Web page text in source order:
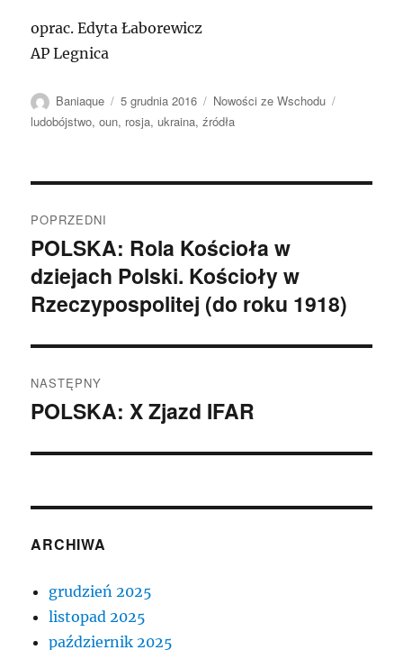
oprac. Edyta Łaborewicz
AP Legnica
Autor
Baniaque
Data
publikacji
5 grudnia 2016 Kategorie
Nowości ze Wschodu
ludobójstwo,oun, rosja, ukraina,źródła
wpisu
POPRZEDNI
Poprzedni
wpis:
POLSKA: Rola Kościoła w
dziejach Polski. Kościoły w
Rzeczypospolitej (do roku 1918)
NASTĘPNY
Następny
POLSKA: X Zjazd IFAR
ARCHIWA
grudzień 2025
listopad 2025
październik 2025